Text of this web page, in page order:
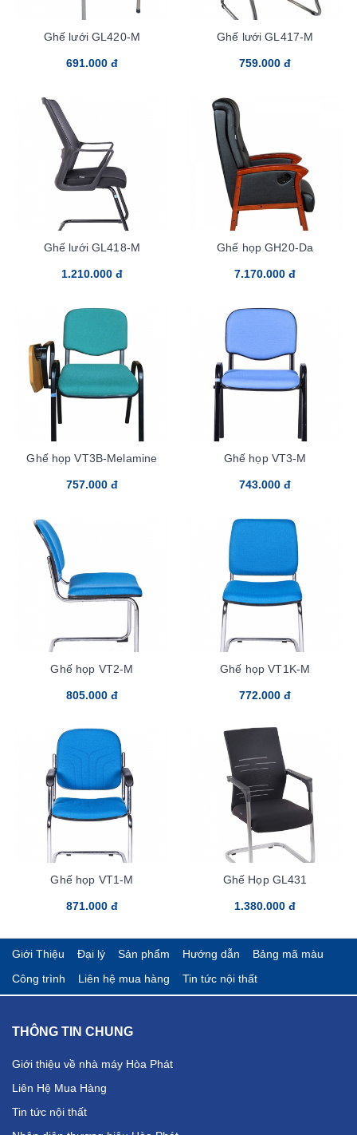
Ghế lưới GL420-M
691.000 đ
Ghế lưới GL417-M
759.000 đ
Ghế lưới GL418-M
1.210.000 đ
Ghế họp GH20-Da
7.170.000 đ
Ghế họp VT3B-Melamine
757.000 đ
Ghế họp VT3-M
743.000 đ
Ghế họp VT2-M
805.000 đ
Ghế họp VT1K-M
772.000 đ
Ghế họp VT1-M
871.000 đ
Ghế Họp GL431
1.380.000 đ
Giới Thiệu Đại lý Sản phẩm Hướng dẫn
Bảng mã màu
Công trình
Liên hệ mua hàng Tin tức nội thất
THÔNG TIN CHUNG
Giới thiệu về nhà máy Hòa Phát
Liên Hệ Mua Hàng
Tin tức nội thất